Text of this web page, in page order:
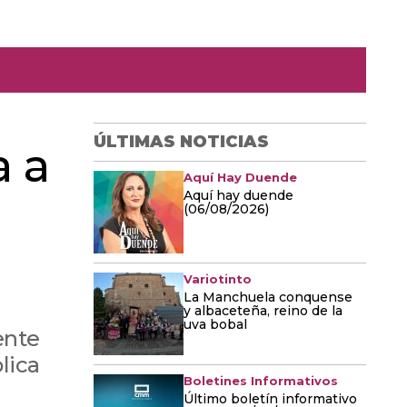
a ÚLTIMAS NOTICIAS
Aquí Hay Duende
Aquí hay duende
(06/08/2026)
Variotinto
La Manchuela conquense
y albaceteña, reino de la
uva bobal
Boletines Informativos
Último boletín informativo